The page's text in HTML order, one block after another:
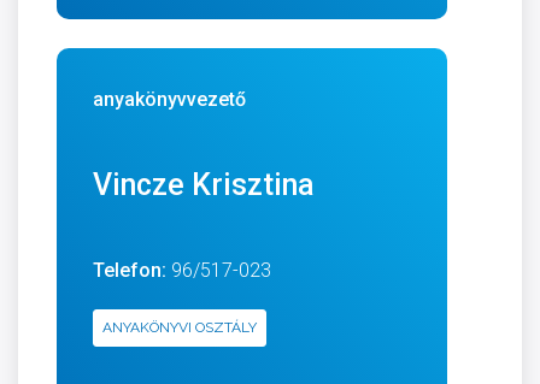
anyakönyvvezető
Vincze Krisztina
Telefon: 96/517-023
ANYAKÖNYVI OSZTÁLY